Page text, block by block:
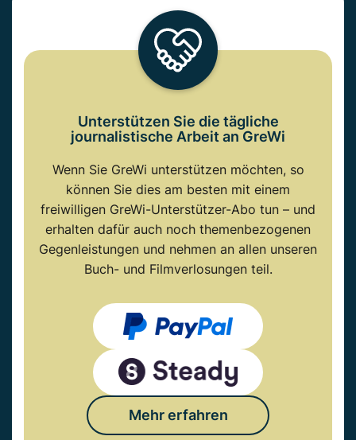
Unterstützen Sie die tägliche
journalistische Arbeit an GreWi
Wenn Sie GreWi unterstützen möchten, so
können Sie dies am besten mit einem
freiwilligen GreWi-Unterstützer-Abo tun – und
erhalten dafür auch noch themenbezogenen
Gegenleistungen und nehmen an allen unseren
Buch- und Filmverlosungen teil.
Mehr erfahren